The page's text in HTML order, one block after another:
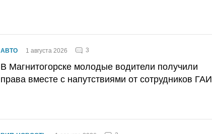
АВТО 1 августа 2026 3
В Магнитогорске молодые водители получили
права вместе с напутствиями от сотрудников ГАИ